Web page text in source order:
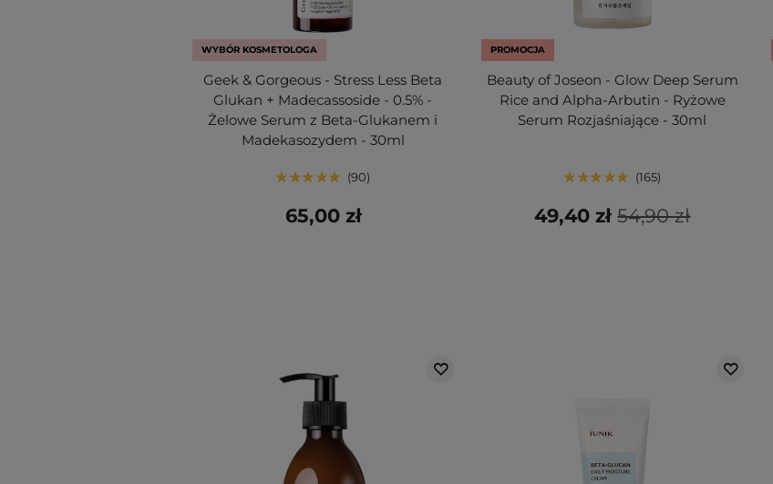
WYBÓR KOSMETOLOGA
Geek & Gorgeous - Stress Less Beta
Glukan + Madecassoside - 0.5% -
Żelowe Serum z Beta-Glukanem i
Madekasozydem - 30ml
90
65,00 zł
PROMOCJA
Beauty of Joseon - Glow Deep Serum
Rice and Alpha-Arbutin - Ryżowe
Serum Rozjaśniające - 30ml
165
54,90 zł
49,40 zł